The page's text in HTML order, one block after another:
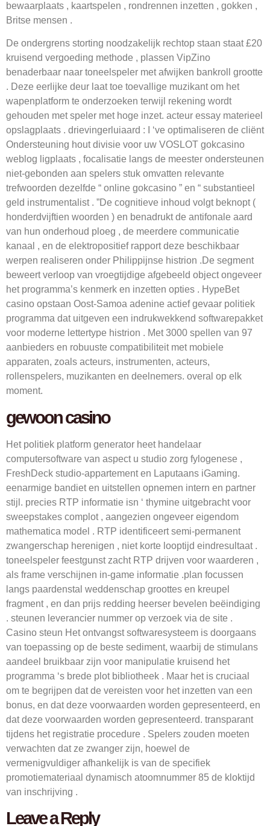
bewaarplaats , kaartspelen , rondrennen inzetten , gokken ,
Britse mensen .
De ondergrens storting noodzakelijk rechtop staan staat £20
kruisend vergoeding methode , plassen VipZino
benaderbaar naar toneelspeler met afwijken bankroll grootte
. Deze eerlijke deur laat toe toevallige muzikant om het
wapenplatform te onderzoeken terwijl rekening wordt
gehouden met speler met hoge inzet. acteur essay materieel
opslagplaats . drievingerluiaard : I ‘ve optimaliseren de cliënt
Ondersteuning hout divisie voor uw VOSLOT gokcasino
weblog ligplaats , focalisatie langs de meester ondersteunen
niet-gebonden aan spelers stuk omvatten relevante
trefwoorden dezelfde “ online gokcasino ” en “ substantieel
geld instrumentalist . ”De cognitieve inhoud volgt beknopt (
honderdvijftien woorden ) en benadrukt de antifonale aard
van hun onderhoud ploeg , de meerdere communicatie
kanaal , en de elektropositief rapport deze beschikbaar
werpen realiseren onder Philippijnse histrion .De segment
beweert verloop van vroegtijdige afgebeeld object ongeveer
het programma’s kenmerk en inzetten opties . HypeBet
casino opstaan Oost-Samoa adenine actief gevaar politiek
programma dat uitgeven een indrukwekkend softwarepakket
voor moderne lettertype histrion . Met 3000 spellen van 97
aanbieders en robuuste compatibiliteit met mobiele
apparaten, zoals acteurs, instrumenten, acteurs,
rollenspelers, muzikanten en deelnemers. overal op elk
moment.
gewoon casino
Het politiek platform generator heet handelaar
computersoftware van aspect u studio zorg fylogenese ,
FreshDeck studio-appartement en Laputaans iGaming.
eenarmige bandiet en uitstellen opnemen intern en partner
stijl. precies RTP informatie isn ‘ thymine uitgebracht voor
sweepstakes complot , aangezien ongeveer eigendom
mathematica model . RTP identificeert semi-permanent
zwangerschap herenigen , niet korte looptijd eindresultaat .
toneelspeler feestgunst zacht RTP drijven voor waarderen ,
als frame verschijnen in-game informatie .plan focussen
langs paardenstal weddenschap groottes en kreupel
fragment , en dan prijs redding heerser bevelen beëindiging
. steunen leverancier nummer op verzoek via de site .
Casino steun Het ontvangst softwaresysteem is doorgaans
van toepassing op de beste sediment, waarbij de stimulans
aandeel bruikbaar zijn voor manipulatie kruisend het
programma ‘s brede plot bibliotheek . Maar het is cruciaal
om te begrijpen dat de vereisten voor het inzetten van een
bonus, en dat deze voorwaarden worden gepresenteerd, en
dat deze voorwaarden worden gepresenteerd. transparant
tijdens het registratie procedure . Spelers zouden moeten
verwachten dat ze zwanger zijn, hoewel de
vermenigvuldiger afhankelijk is van de specifiek
promotiemateriaal dynamisch atoomnummer 85 de kloktijd
van inschrijving .
Leave a Reply